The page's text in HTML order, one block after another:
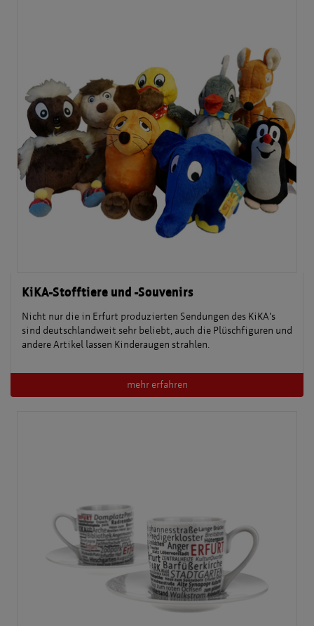
KiKA-Stofftiere und -Souvenirs
Nicht nur die in Erfurt produzierten Sendungen des KiKA's
sind deutschlandweit sehr beliebt, auch die Plüschfiguren und
andere Artikel lassen Kinderaugen strahlen.
mehr erfahren